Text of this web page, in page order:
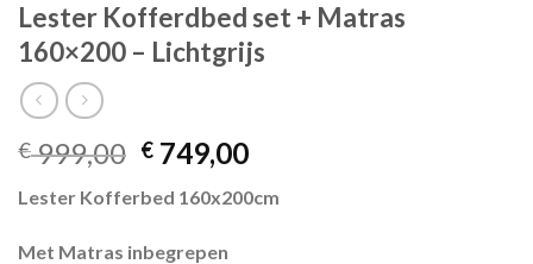
Lester Kofferdbed set + Matras
160×200 – Lichtgrijs
€999,00 Oorspronkelijke
was:
€ 999,00.
€ 749,00Huidige
is:
Lester Kofferbed 160x200cm
Met Matras inbegrepen